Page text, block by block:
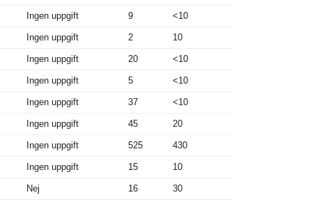
Ingen uppgift 9 <10
Ingen uppgift 2 10
Ingen uppgift 20 <10
Ingen uppgift 5 <10
Ingen uppgift 37 <10
Ingen uppgift 45 20
Ingen uppgift 525 430
Ingen uppgift 15 10
Nej 16 30